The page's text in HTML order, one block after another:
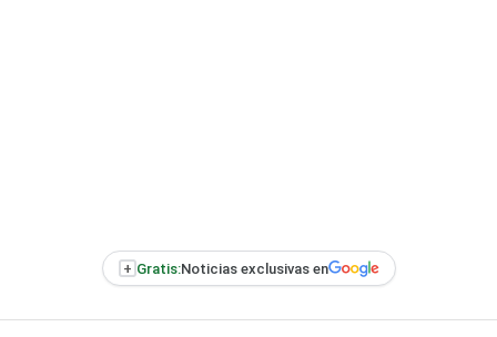
+ Gratis:Noticias exclusivas en